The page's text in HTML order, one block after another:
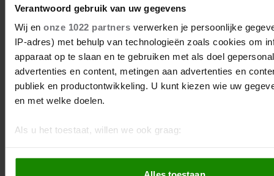
Verantwoord gebruik van uw gegevens
Wij en onze 1022 partnersverwerken je persoonlijke
IP-adres) met behulp van technologieën zoals cookies om
apparaat op te slaan en te gebruiken met als doel
advertenties en content, metingen aan advertenties en
publiek en productontwikkeling. U kunt kiezen wie uw
en met welke doelen.
Als u het toestaat, willen we ook graag:
paar meter nauwkeurig kan zijn